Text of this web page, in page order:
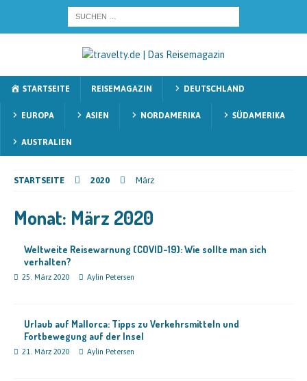
STARTSEITE REISEMAGAZIN DEUTSCHLAND
EUROPA ASIEN NORDAMERIKA SÜDAMERIKA
AUSTRALIEN
STARTSEITE 2020 März
Monat: März 2020
Weltweite Reisewarnung (COVID-19): Wie sollte man sich
verhalten?
25. März 2020 Aylin Petersen
Urlaub auf Mallorca: Tipps zu Verkehrsmitteln und
Fortbewegung auf der Insel
21. März 2020 Aylin Petersen